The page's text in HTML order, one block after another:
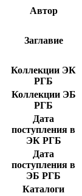
Автор
Заглавие
Коллекции ЭК
РГБ
Коллекции ЭБ
РГБ
Дата
поступления в
ЭК РГБ
Дата
поступления в
ЭБ РГБ
Каталоги